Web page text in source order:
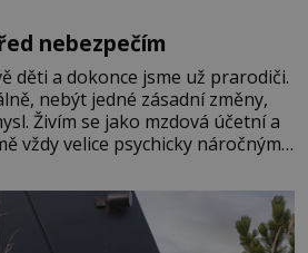
nebezpečím
děti a dokonce jsme už prarodiči.
nebýt jedné zásadní změny,
Živím se jako mzdová účetní a
vždy velice psychicky náročným
co se hlídání týče. Dalo by se